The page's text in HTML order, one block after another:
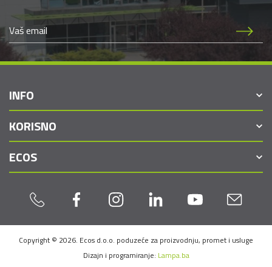
INFO
KORISNO
ECOS
Copyright © 2026. Ecos d.o.o. poduzeće za proizvodnju, promet i usluge
Dizajn i programiranje: Lampa.ba